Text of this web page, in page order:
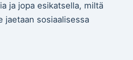
ja jopa esikatsella, miltä
jaetaan sosiaalisessa